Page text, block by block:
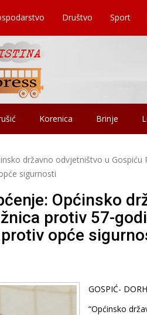
Društvo Sport
Korenica Brinje
državno odvjetništvo u
sigurnosti
Općinsko
protiv 57-
opće
GOSPIĆ-
“Općinsko